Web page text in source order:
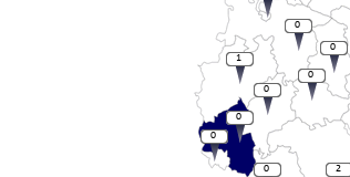
1
0
0
0
0
0
0
0
2